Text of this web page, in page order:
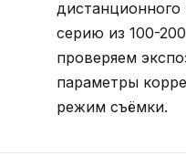
серию из 100-
проверяем
параметры
режим съёмки.